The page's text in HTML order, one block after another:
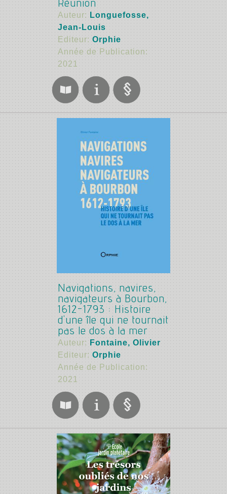
Réunion
Auteur: Longuefosse,
Jean-Louis
Editeur:Orphie
Année de Publication:
2021
Navigations, navires,
navigateurs à Bourbon,
1612-1793 : Histoire
d'une île qui ne tournait
pas le dos à la mer
Auteur: Fontaine, Olivier
Editeur:Orphie
Année de Publication:
2021